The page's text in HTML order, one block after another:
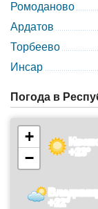
Ромоданово
Ардатов
Торбеево
Инсар
Погода в
+23°
+22°
+
−